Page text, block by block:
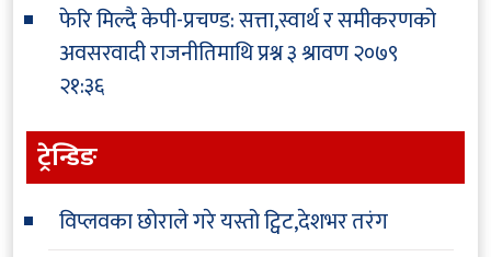
फेरि मिल्दै केपी-प्रचण्ड: सत्ता,स्वार्थ र समीकरणको
अवसरवादी राजनीतिमाथि प्रश्न३ श्रावण २०७९
२१:३६
ट्रेन्डिङ
विप्लवका छोराले गरे यस्तो ट्विट,देशभर तरंग